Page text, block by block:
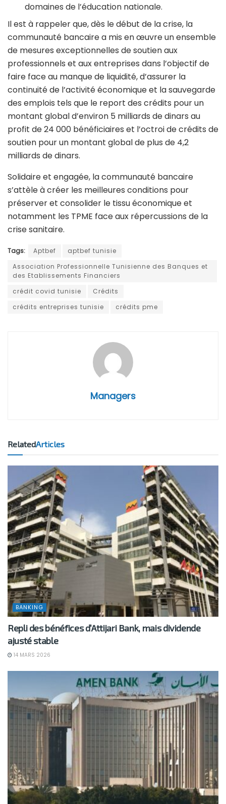
domaines de l’éducation nationale.
Il est à rappeler que, dès le début de la crise, la
communauté bancaire a mis en œuvre un ensemble
de mesures exceptionnelles de soutien aux
professionnels et aux entreprises dans l’objectif de
faire face au manque de liquidité, d’assurer la
continuité de l’activité économique et la sauvegarde
des emplois tels que le report des crédits pour un
montant global d’environ 5 milliards de dinars au
profit de 24 000 bénéficiaires et l’octroi de crédits de
soutien pour un montant global de plus de 4,2
milliards de dinars.
Solidaire et engagée, la communauté bancaire
s’attèle à créer les meilleures conditions pour
préserver et consolider le tissu économique et
notamment les TPME face aux répercussions de la
crise sanitaire.
Tags: Aptbef
aptbef tunisie
Association Professionnelle Tunisienne des Banques et
des Etablissements Financiers
crédit covid tunisie
Crédits
crédits entreprises tunisie
crédits pme
Managers
RelatedArticles
BANKING
Repli des bénéfices d’Attijari Bank, mais dividende
ajusté stable
14 MARS 2026